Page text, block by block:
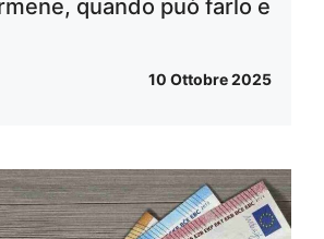
quando può farlo e
10 Ottobre 2025